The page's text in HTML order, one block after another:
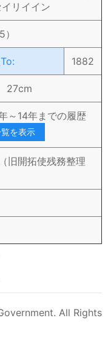
リイイン
1882
27cm
～14年までの履歴
を表示
開拓使残務整理
All Rights